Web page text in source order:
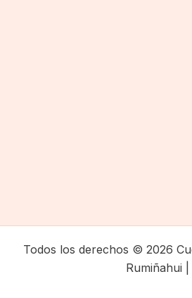
Todos los derechos © 2026
Rumiñahui |